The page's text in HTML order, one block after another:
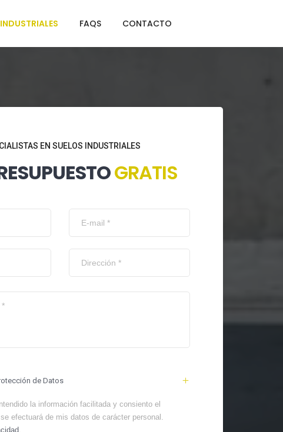
FAQS CONTACTO
EN SUELOS INDUSTRIALES
GRATIS
de Datos
la información facilitada y consiento el
efectuará de mis datos de carácter personal.
.